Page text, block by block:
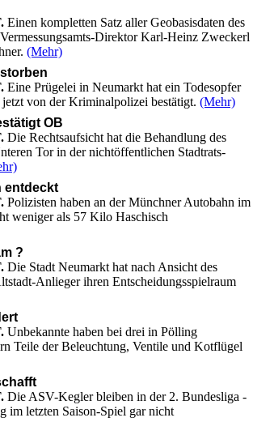
Einen kompletten Satz aller Geobasisdaten des
Direktor Karl-Heinz Zweckerl
(Mehr)
Eine Prügelei in Neumarkt hat ein Todesopfer
von der Kriminalpolizei bestätigt. (Mehr)
OB
Die Rechtsaufsicht hat die Behandlung des
Tor in der nichtöffentlichen Stadtrats-
entdeckt
Polizisten haben an der Münchner Autobahn im
weniger als 57 Kilo Haschisch
?
Die Stadt Neumarkt hat nach Ansicht des
Anlieger ihren Entscheidungsspielraum
Unbekannte haben bei drei in Pölling
Teile der Beleuchtung, Ventile und Kotflügel
Die ASV-Kegler bleiben in der 2. Bundesliga -
im letzten Saison-Spiel gar nicht